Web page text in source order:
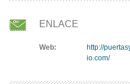
ENLACE
Web:
http://
io.com/